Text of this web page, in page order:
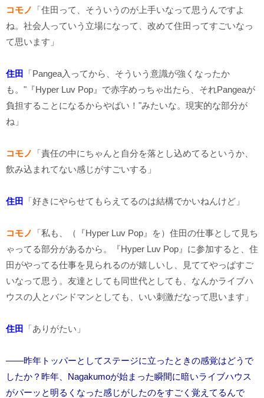
コモノ
「住田って、そういうのが上手いなって思うんですよ
ね。社会人っていう立場になって、改めて住田ってすごいなっ
て思います」
住田
「Pangea入ってから、そういう意識が強くなったか
も。"『Hyper Luv Pop』で赤字めっちゃ出たら、それPangeaが
負担することになるからやばい！"みたいな。現実的な部分が
ね」
コモノ
「責任の中にちゃんと自分を落とし込めてるというか、
飲み込まれてない感じがすごいする」
住田 「好きにやらせてもらえてるのは結構でかいねんけど」
コモノ
「私も、（『Hyper Luv Pop』を）住田の仕事として見ち
ゃってる部分があるから。『Hyper Luv Pop』に参加すると、住
田がやってる仕事を見られるのが嬉しいし、見ててやっぱすご
いなって思う。友達としても同世代としても、なんかライブハ
ウスの人とバンドマンとしても、いい刺激だなって思います」
住田 「ありがたい」
――昨年トッパーとしてステージに立ったときの感覚はどうで
したか？昨年、Nagakumoが始まった瞬間に暗いライブハウス
がパーッと明るくなった感じがしたのをすごく覚えてるんで